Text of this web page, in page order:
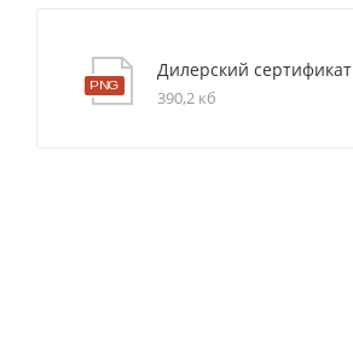
Дилерский сертификат
390,2 кб